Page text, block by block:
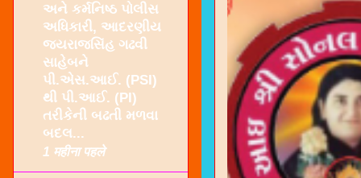
અને કર્મનિષ્ઠ પોલીસ
અધિકારી, આદરણીય
જયરાજસિંહ ગઢવી
સાહેબને
પી.એસ.આઈ. (PSI)
થી પી.આઈ. (PI)
તરીકેની બઢતી મળવા
બદલ...
1 महीना पहले